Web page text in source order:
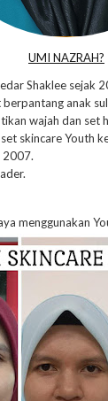
UMI NAZRAH?
Shaklee sejak
berpantang anak
wajah dan set
skincare Youth
2007.
menggunakan